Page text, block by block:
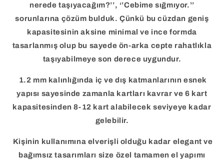
nerede taşıyacağım?’’, ‘’Cebime sığmıyor.’’
sorunlarına çözüm bulduk. Çünkü bu cüzdan geniş
kapasitesinin aksine minimal ve ince formda
tasarlanmış olup bu sayede ön-arka cepte rahatlıkla
taşıyabilmeye son derece uygundur.
1.2 mm kalınlığında iç ve dış katmanlarının esnek
yapısı sayesinde zamanla kartları kavrar ve 6 kart
kapasitesinden 8-12 kart alabilecek seviyeye kadar
gelebilir.
Kişinin kullanımına elverişli olduğu kadar elegant ve
bağımsız tasarımları size özel tamamen el yapımı